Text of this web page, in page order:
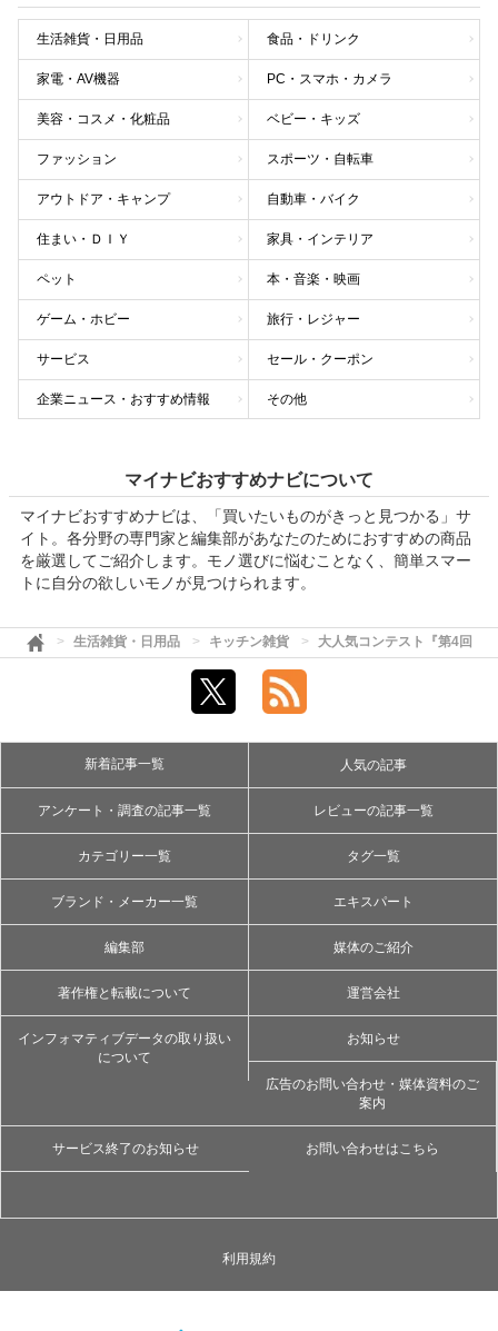
生活雑貨・日用品 食品・ドリンク
家電・AV機器 PC・スマホ・カメラ
美容・コスメ・化粧品 ベビー・キッズ
ファッション スポーツ・自転車
アウトドア・キャンプ 自動車・バイク
住まい・ＤＩＹ 家具・インテリア
ペット 本・音楽・映画
ゲーム・ホビー 旅行・レジャー
サービス セール・クーポン
企業ニュース・おすすめ情報 その他
マイナビおすすめナビについて
マイナビおすすめナビは、「買いたいものがきっと見つかる」サ
イト。各分野の専門家と編集部があなたのためにおすすめの商品
を厳選してご紹介します。モノ選びに悩むことなく、簡単スマー
トに自分の欲しいモノが見つけられます。
生活雑貨・日用品 キッチン雑貨 大人気コンテスト『第4回「
新着記事一覧 人気の記事
アンケート・調査の記事一覧 レビューの記事一覧
カテゴリー一覧 タグ一覧
ブランド・メーカー一覧 エキスパート
編集部 媒体のご紹介
著作権と転載について 運営会社
インフォマティブデータの取り扱い
について
お知らせ
広告のお問い合わせ・媒体資料のご
案内
サービス終了のお知らせ お問い合わせはこちら
利用規約